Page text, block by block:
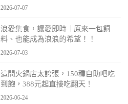
2026-07-07
浪愛集食，讓愛即時｜原來一包飼
料、也能成為浪浪的希望！！
2026-07-03
這間火鍋店太誇張，150種自助吧吃
到飽，388元起直接吃翻天！
2026-06-24